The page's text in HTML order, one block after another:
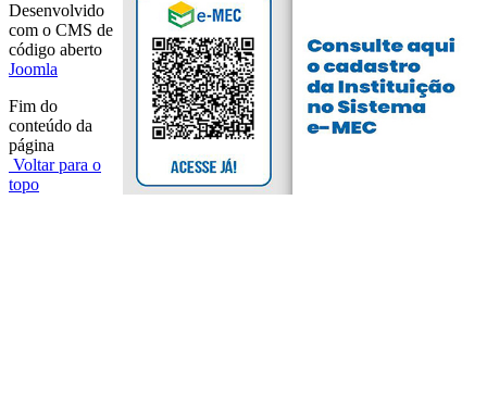
Desenvolvido
com o CMS de
código aberto
Joomla
Fim do
conteúdo da
página
Voltar para o
topo